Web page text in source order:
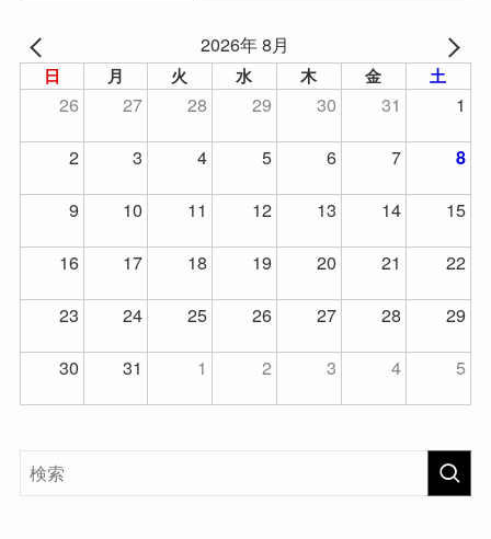
2026年 8月
日 月 火 水 木 金 土
26 27 28 29 30 31
1
2
3 4 5 6 7 8
9 10 11 12 13 14
15
16
17 18 19 20 21
22
23
24 25 26 27 28
29
30
31 1 2 3 4 5